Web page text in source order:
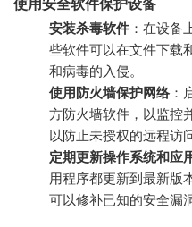
使用安全软件保护设备
安装杀毒软件 ：在设备
些软件可以在文件下载
和病毒的入侵。
使用防火墙保护网络：
方防火墙软件，以监控
以防止未授权的远程访
定期更新操作系统和应
用程序都更新到最新版
可以修补已知的安全漏